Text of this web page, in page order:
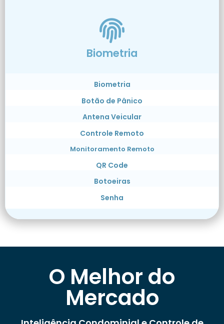
Biometria
Biometria
Botão de Pânico
Antena Veicular
Controle Remoto
Monitoramento Remoto
QR Code
Botoeiras
Senha
O Melhor do
Mercado